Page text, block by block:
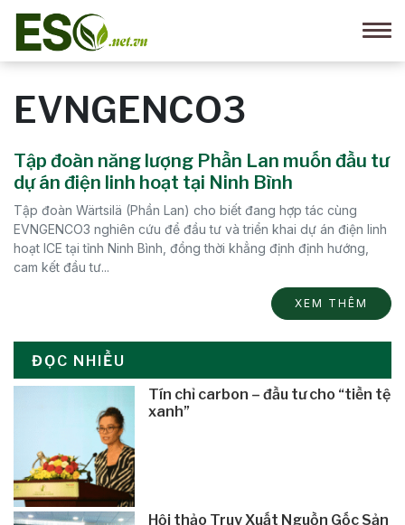
EVNGENCO3
Tập đoàn năng lượng Phần Lan muốn đầu tư
dự án điện linh hoạt tại Ninh Bình
Tập đoàn Wärtsilä (Phần Lan) cho biết đang hợp tác cùng
EVNGENCO3 nghiên cứu để đầu tư và triển khai dự án điện linh
hoạt ICE tại tỉnh Ninh Bình, đồng thời khẳng định định hướng,
cam kết đầu tư...
XEM THÊM
ĐỌC NHIỀU
Tín chỉ carbon – đầu tư cho “tiền tệ
xanh”
Hội thảo Truy Xuất Nguồn Gốc Sản